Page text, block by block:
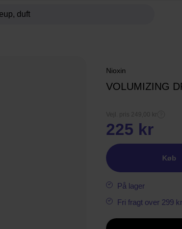
Nioxin
VOLUMIZING
Vejl. pris 249,00 kr
225 kr
Køb
På lager
Fri fragt over 299 kr